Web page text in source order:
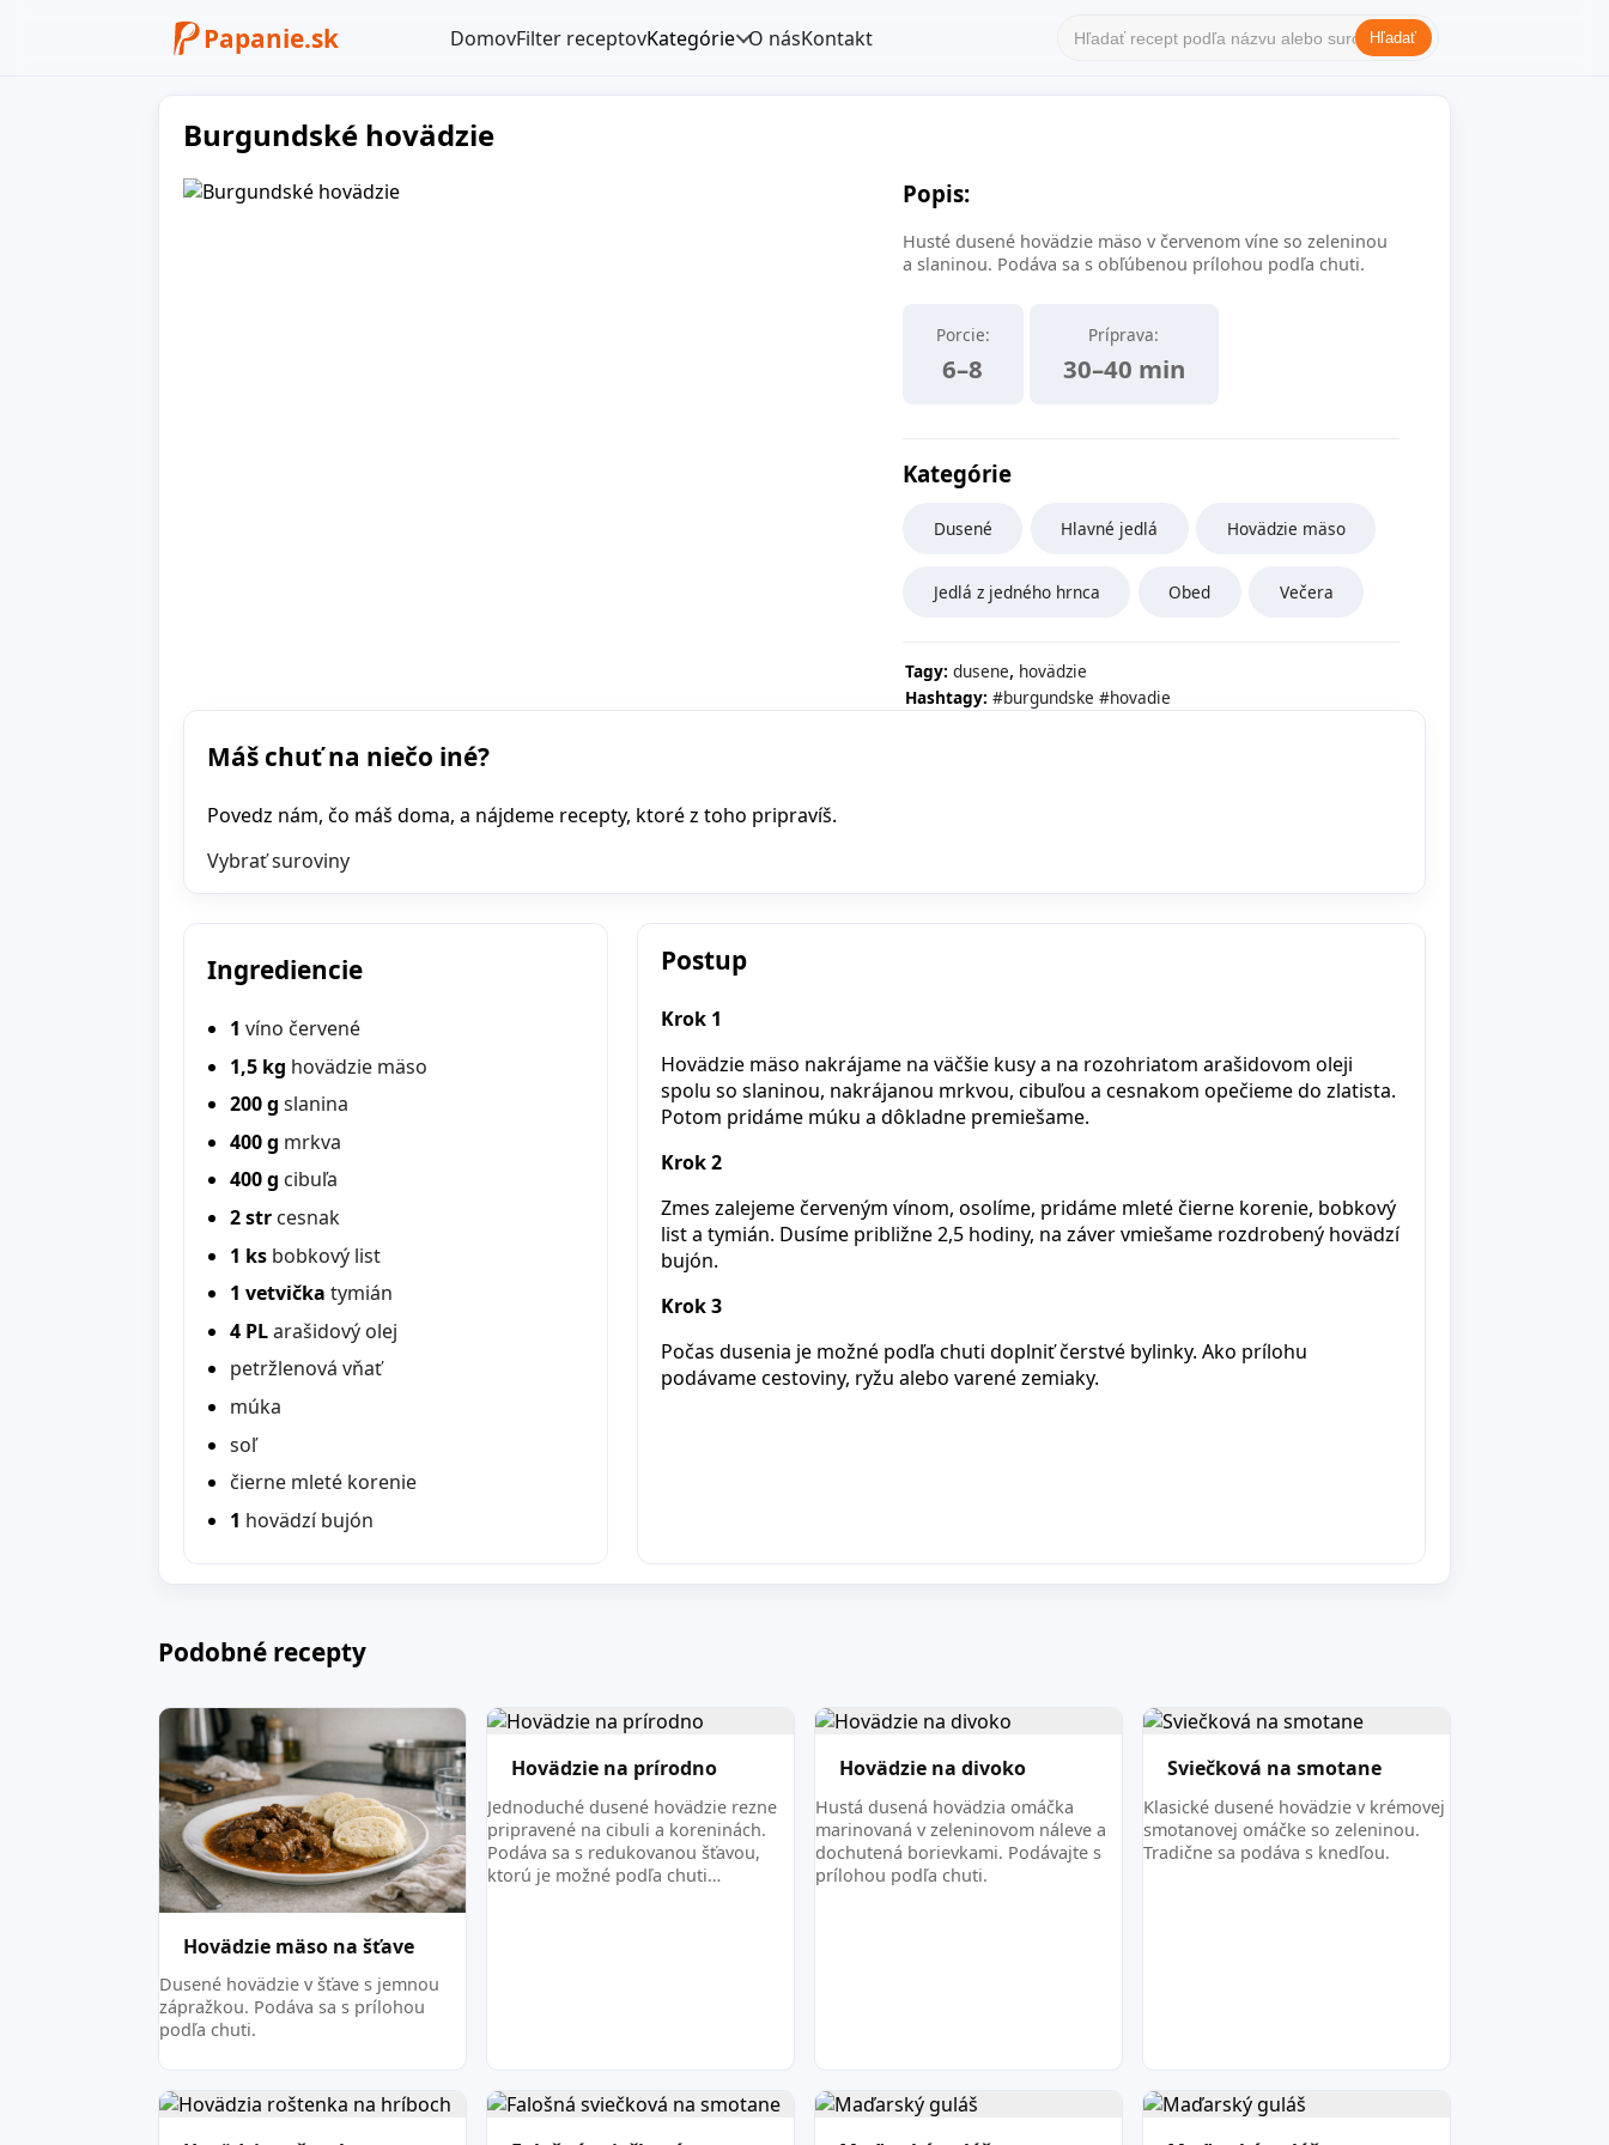
Papanie.sk DomovFilter receptovKategórie O násKontakt Hľadať
Burgundské hovädzie
Popis:
Husté dusené hovädzie mäso v červenom víne so zeleninou
a slaninou. Podáva sa s obľúbenou prílohou podľa chuti.
Porcie:
6–8
Príprava:
30–40 min
Kategórie
Dusené Hlavné jedlá Hovädzie mäso
Jedlá z jedného hrnca Obed Večera
Tagy: dusene, hovädzie
Hashtagy: #burgundske #hovadie
Máš chuť na niečo iné?
Povedz nám, čo máš doma, a nájdeme recepty, ktoré z toho pripravíš.
Vybrať suroviny
Ingrediencie
1 víno červené
1,5 kg hovädzie mäso
200 g slanina
400 g mrkva
400 g cibuľa
2 str cesnak
1 ks bobkový list
1 vetvička tymián
4 PLarašidový olej
petržlenová vňať
múka
soľ
čierne mleté korenie
1 hovädzí bujón
Postup
Krok 1
Hovädzie mäso nakrájame na väčšie kusy a na rozohriatom arašidovom oleji
spolu so slaninou, nakrájanou mrkvou, cibuľou a cesnakom opečieme do zlatista.
Potom pridáme múku a dôkladne premiešame.
Krok 2
Zmes zalejeme červeným vínom, osolíme, pridáme mleté čierne korenie, bobkový
list a tymián. Dusíme približne 2,5 hodiny, na záver vmiešame rozdrobený hovädzí
bujón.
Krok 3
Počas dusenia je možné podľa chuti doplniť čerstvé bylinky. Ako prílohu
podávame cestoviny, ryžu alebo varené zemiaky.
Podobné recepty
Hovädzie mäso na šťave
Dusené hovädzie v šťave s jemnou
zápražkou. Podáva sa s prílohou
podľa chuti.
Hovädzie na prírodno
Jednoduché dusené hovädzie rezne
pripravené na cibuli a koreninách.
Podáva sa s redukovanou šťavou,
ktorú je možné podľa chuti…
Hovädzie na divoko
Hustá dusená hovädzia omáčka
marinovaná v zeleninovom náleve a
dochutená borievkami. Podávajte s
prílohou podľa chuti.
Sviečková na smotane
Klasické dusené hovädzie v krémovej
smotanovej omáčke so zeleninou.
Tradične sa podáva s knedľou.